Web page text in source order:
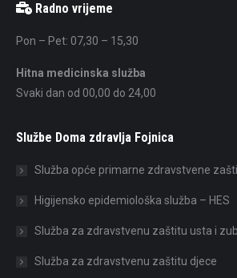
Radno vrijeme
Pon – Pet: 07,30 – 15,30
Hitna medicinska služba
Svaki dan od 00,00 do 24,00
Službe Doma zdravlja Fojnica
Služba opće primarne zdravstvene
Higijensko epidemiološka služba – HES
Služba za zdravstvenu zaštitu usta i
Služba za zdravstvenu zaštitu djece